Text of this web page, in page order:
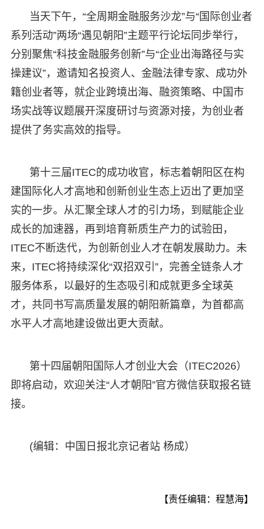
当天下午，“全周期金融服务沙龙”与“国际创业者
系列活动”两场“遇见朝阳”主题平行论坛同步举行，
分别聚焦“科技金融服务创新”与“企业出海路径与实
操建议”，邀请知名投资人、金融法律专家、成功外
籍创业者等，就企业跨境出海、融资策略、中国市
场实战等议题展开深度研讨与资源对接，为创业者
提供了务实高效的指导。
第十三届ITEC的成功收官，标志着朝阳区在构
建国际化人才高地和创新创业生态上迈出了更加坚
实的一步。从汇聚全球人才的引力场，到赋能企业
成长的加速器，再到培育新质生产力的试验田，
ITEC不断迭代，为创新创业人才在朝发展助力。未
来，ITEC将持续深化“双招双引”，完善全链条人才
服务体系，以最好的生态吸引和成就更多全球英
才，共同书写高质量发展的朝阳新篇章，为首都高
水平人才高地建设做出更大贡献。
第十四届朝阳国际人才创业大会（ITEC2026）
即将启动，欢迎关注“人才朝阳”官方微信获取报名链
接。
(编辑：中国日报北京记者站 杨成）
【责任编辑：程慧海】